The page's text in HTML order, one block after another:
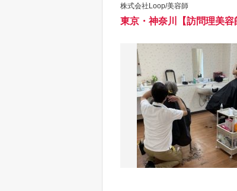
株式会社Loop/美容師
東京・神奈川【訪問理美